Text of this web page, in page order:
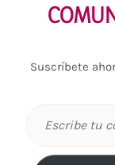
Suscríbete
correo